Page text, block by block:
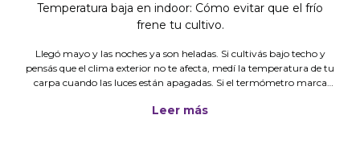
Temperatura baja en indoor: Cómo evitar que el frío
frene tu cultivo.
Llegó mayo y las noches ya son heladas. Si cultivás bajo techo y
pensás que el clima exterior no te afecta, medí la temperatura de tu
carpa cuando las luces están apagadas. Si el termómetro marca
Leer más